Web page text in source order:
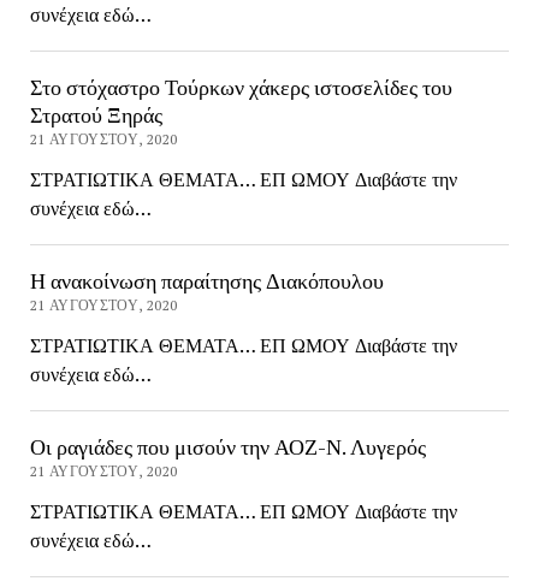
συνέχεια εδώ…
Στο στόχαστρο Τούρκων χάκερς ιστοσελίδες του
Στρατού Ξηράς
21 ΑΥΓΟΎΣΤΟΥ, 2020
ΣΤΡΑΤΙΩΤΙΚΑ ΘΕΜΑΤΑ… ΕΠ ΩΜΟΥ Διαβάστε την
συνέχεια εδώ…
Η ανακοίνωση παραίτησης Διακόπουλου
21 ΑΥΓΟΎΣΤΟΥ, 2020
ΣΤΡΑΤΙΩΤΙΚΑ ΘΕΜΑΤΑ… ΕΠ ΩΜΟΥ Διαβάστε την
συνέχεια εδώ…
Οι ραγιάδες που μισούν την ΑΟΖ-Ν. Λυγερός
21 ΑΥΓΟΎΣΤΟΥ, 2020
ΣΤΡΑΤΙΩΤΙΚΑ ΘΕΜΑΤΑ… ΕΠ ΩΜΟΥ Διαβάστε την
συνέχεια εδώ…